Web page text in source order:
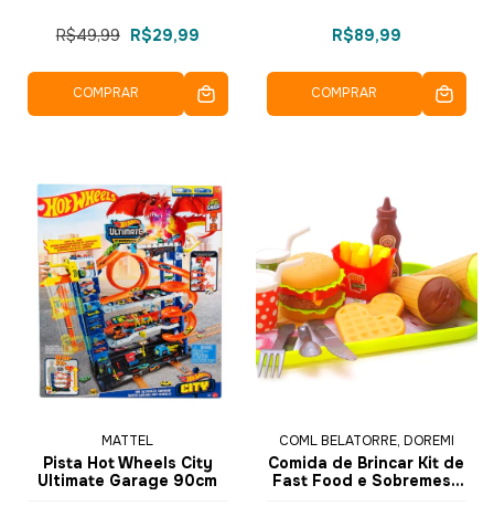
R$49,99 R$29,99
COMPRAR
R$89,99
COMPRAR
MATTEL
Pista Hot Wheels City
Ultimate Garage 90cm
COML BELATORRE, DOREMI
Comida de Brincar Kit de
Fast Food e Sobremesa